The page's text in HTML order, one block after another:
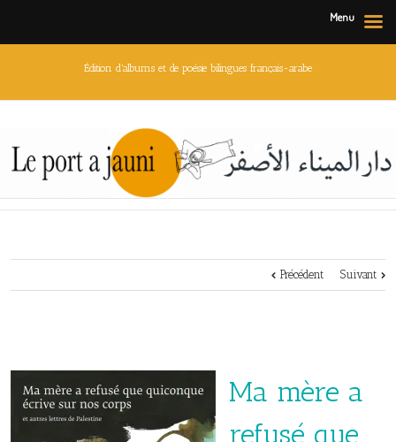
Édition d'albums et de poésie bilingues français-arabe
Précédent Suivant
Ma mère a
refusé que
Menu